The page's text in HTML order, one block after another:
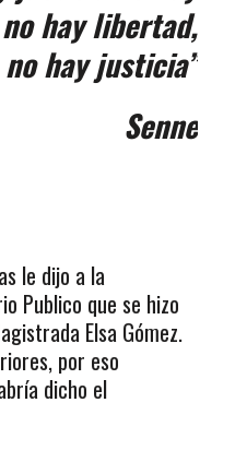
hay libertad,
no hay justicia”
Senne
le dijo a la
Publico que se hizo
Elsa Gómez.
por eso
dicho el